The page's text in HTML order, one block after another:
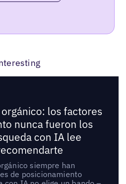
orgánico: los factores
nunca fueron los
con IA lee
siempre han
de posicionamiento